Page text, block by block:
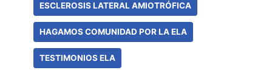
ESCLEROSIS LATERAL AMIOTRÓFICA
HAGAMOS COMUNIDAD POR LA ELA
TESTIMONIOS ELA